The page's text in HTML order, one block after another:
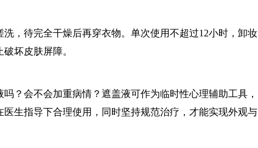
待完全干燥后再穿衣物。单次使用不超过12小时，卸妆
坏皮肤屏障。
会不会加重病情？遮盖液可作为临时性心理辅助工具，
生指导下合理使用，同时坚持规范治疗，才能实现外观与